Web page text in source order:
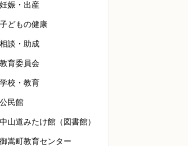
妊娠・出産
子どもの健康
相談・助成
教育委員会
学校・教育
公民館
中山道みたけ館（図書館）
御嵩町教育センター